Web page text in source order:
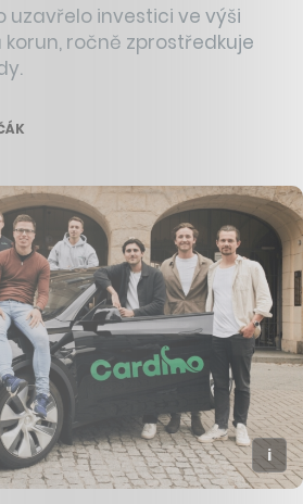
uzavřelo investici ve výši
ročně zprostředkuje